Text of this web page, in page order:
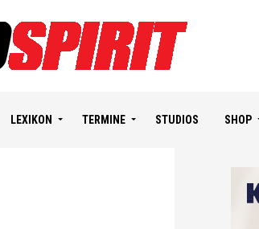
LEXIKON TERMINE STUDIOS SHOP